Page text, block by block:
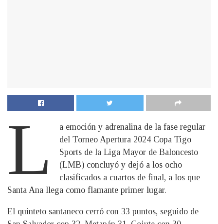
L
a emoción y adrenalina de la fase regular
del Torneo Apertura 2024 Copa Tigo
Sports de la Liga Mayor de Baloncesto
(LMB) concluyó y dejó a los ocho
clasificados a cuartos de final, a los que
Santa Ana llega como flamante primer lugar.
El quinteto santaneco cerró con 33 puntos, seguido de